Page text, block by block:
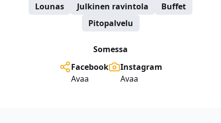
Lounas
Julkinen ravintola
Buffet
Pitopalvelu
Somessa
Facebook
Avaa
Instagram
Avaa